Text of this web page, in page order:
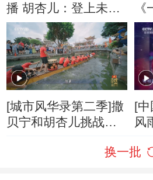
播 胡杏儿：登上未来
感的舞台希望给观众
带来欢乐
有
[城市风华录第二季]撒
贝宁和胡杏儿挑战叠
[中
风
换一批